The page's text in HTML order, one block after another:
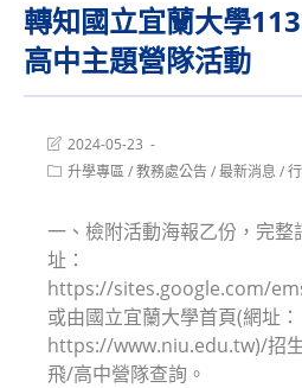
轉知國立宜蘭大學
高中主題營隊活動
Post
last
modified:
2024-05-23
Post升學專區/教務處公告/最新消息 /
一、檢附活動海報乙份，完整
址：
https://sites.google.com/
或由國立宜蘭大學首頁(網址：
https://www.niu.edu.tw)/招
飛/高中營隊查詢。